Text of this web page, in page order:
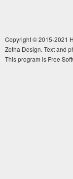
Copyright © 2015-2021
Zetha Design. Text and
This program is Free